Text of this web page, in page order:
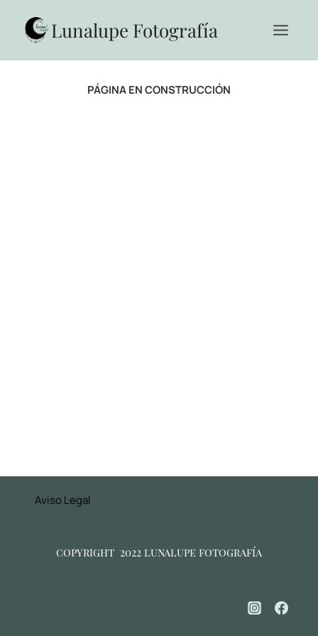
contenido Lunalupe Fotografía
PÁGINA EN CONSTRUCCIÓN
Aviso Legal
copyright 2022 lunalupe fotografía